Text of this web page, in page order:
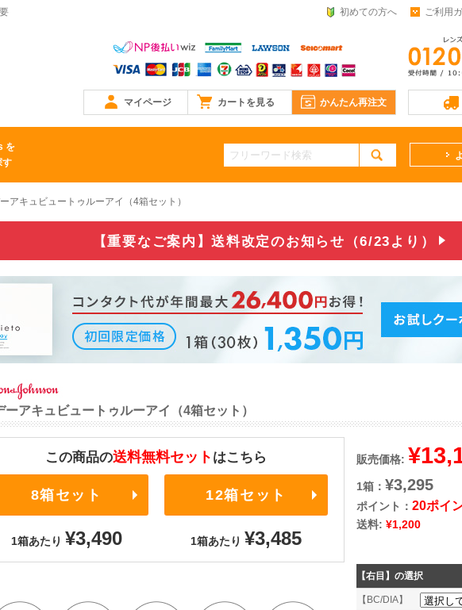
初めての方へ ご利用
かんたん再注文
カートを見る
マイページ
を
す
アキュビュートゥルーアイ（4箱セット）
【重要なご案内】送料改定のお知らせ（6/23より）
ーアキュビュートゥルーアイ（4箱セット）
この商品の送料無料セット はこちら
8箱セット
1箱あたり ¥3,490
12箱セット
1箱あたり ¥3,485
販売価格:
1箱： ¥3,295
ポイント： 20ポイ
送料: ¥1,200
【右目】 の選択
【BC/DIA】